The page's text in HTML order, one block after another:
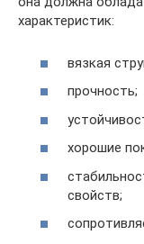
характеристик:
вязкая
прочность;
хорошие
свойств;